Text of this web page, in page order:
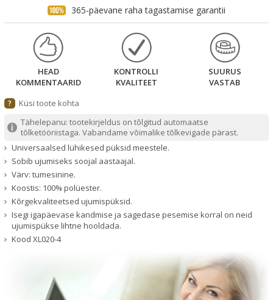
365-päevane raha tagastamise garantii
HEAD
KOMMENTAARID
KONTROLLI
KVALITEET
SUURUS
VASTAB
?
Küsi toote kohta
Tähelepanu: tootekirjeldus on tõlgitud automaatse
tõlketööriistaga. Vabandame võimalike tõlkevigade pärast.
Universaalsed lühikesed püksid meestele.
Sobib ujumiseks soojal aastaajal.
Värv: tumesinine.
Koostis: 100% polüester.
Kõrgekvaliteetsed ujumispüksid.
Isegi igapäevase kandmise ja sagedase pesemise korral on neid
ujumispükse lihtne hooldada.
Kood XL020-4